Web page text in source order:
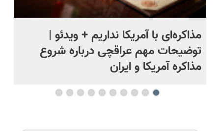
مذاکره‌ای با آمریکا نداریم + ویدئو |
توضیحات مهم عراقچی درباره شروع
مذاکره آمریکا و ایران